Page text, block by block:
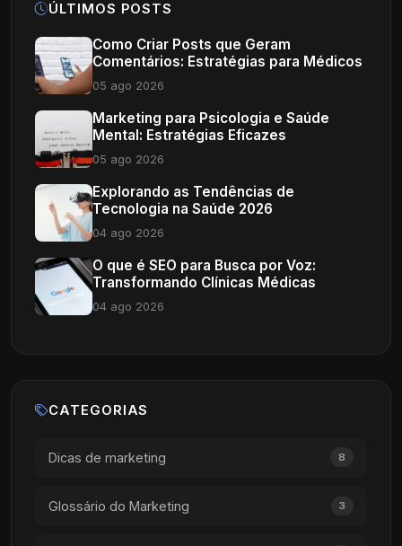
ÚLTIMOS POSTS
Como Criar Posts que Geram
Comentários: Estratégias para Médicos
05 ago 2026
Marketing para Psicologia e Saúde
Mental: Estratégias Eficazes
05 ago 2026
Explorando as Tendências de
Tecnologia na Saúde 2026
04 ago 2026
O que é SEO para Busca por Voz:
Transformando Clínicas Médicas
04 ago 2026
CATEGORIAS
Dicas de marketing 8
Glossário do Marketing 3